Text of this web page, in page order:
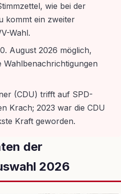
wie bei der
kommt ein zweiter
Wahl.
August 2026 möglich,
Wahlbenachrichtigungen
(CDU) trifft auf SPD-
Krach; 2023 war die CDU
Kraft geworden.
der
2026